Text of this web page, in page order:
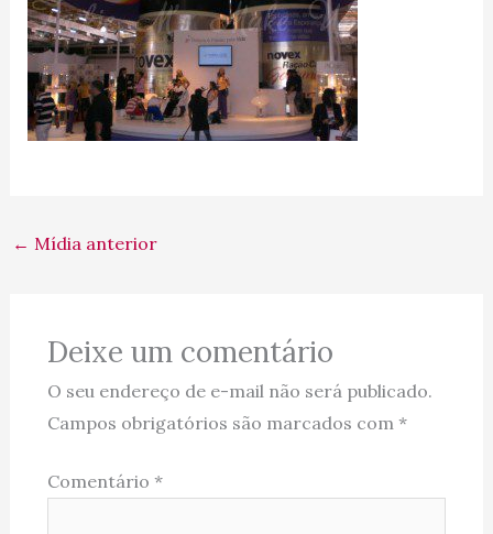
← Mídia anterior
Deixe um comentário
O seu endereço de e-mail não será publicado.
Campos obrigatórios são marcados com *
Comentário *